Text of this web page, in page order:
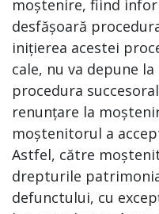
moștenire, fiind
desfășoară
inițierea acestei
cale, nu va depune
procedura
renunțare la
moștenitorul a
Astfel, către
drepturile
defunctului, cu